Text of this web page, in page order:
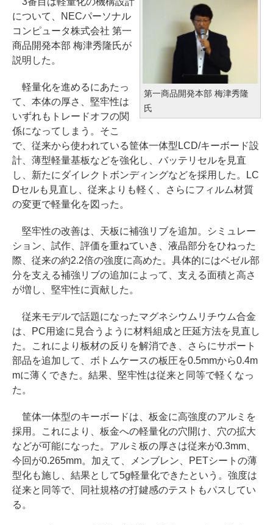
第一商品開発本部 梅津秀隆
氏
について、NECパーソナル
コンピュータ株式会社 第一
商品開発本部 梅津秀隆氏が
説明した。
軽量化を進めるにあたっ
て、本体の厚さ、堅牢性は
いずれもトレードオフの関
係になってしまう。そこ
で、従来から使われている筐体一体型LCD/キーボード設
計、薄型軽量基板などを強化し、バッテリセルを見直
し、新たにダイレクトボンディングなどを採用した。LC
Dセルも見直し、従来よりも軽く、さらにフィルム材質
の変更で軽量化を図った。
堅牢性の改善は、天板に補強リブを追加。シミュレー
ション、試作、評価を重ねていき、液晶部分をひねった
際、従来の約2.2倍の強度に高めた。具体的にはベゼル部
分を支える補強リブの追加によって、支える面積と高さ
が増し、堅牢性に貢献した。
従来モデルで話題になったマグネシウムリチウム合金
は、PC用途に見合うように材料組成と圧延方法を見直し
た。これにより板材の反りを解消でき、さらにサポート
部品を追加して、ボトムケースの板圧を0.5mmから0.4m
mに薄くできた。結果、堅牢性は従来と同等で軽くなっ
た。
筐体一体型のキーボードは、板金に高強度のアルミを
採用。これにより、板金への軽量化の穴開け、穴の拡大
などが可能になった。アルミ板の厚さは従来が0.3mm、
今回が0.265mm。加えて、メンブレン、PETシートの薄
型化も施し、結果として5g軽量化できたという。強度は
従来と同等で、同社規格の打鍵感のテストもパスしてい
る。